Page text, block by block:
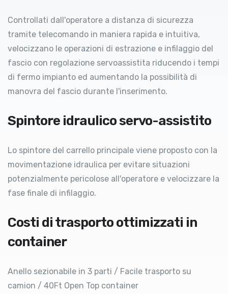
Controllati dall'operatore a distanza di sicurezza
tramite telecomando in maniera rapida e intuitiva,
velocizzano le operazioni di estrazione e infilaggio del
fascio con regolazione servoassistita riducendo i tempi
di fermo impianto ed aumentando la possibilità di
manovra del fascio durante l'inserimento.
Spintore idraulico servo-assistito
Lo spintore del carrello principale viene proposto con la
movimentazione idraulica per evitare situazioni
potenzialmente pericolose all'operatore e velocizzare la
fase finale di infilaggio.
Costi di trasporto ottimizzati in
container
Anello sezionabile in 3 parti / Facile trasporto su
camion / 40Ft Open Top container